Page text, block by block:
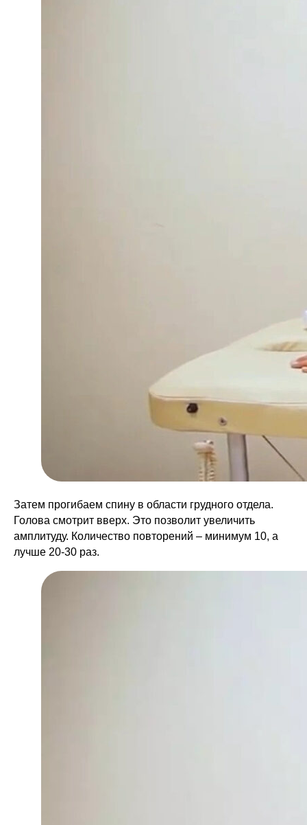
Затем прогибаем спину в области грудного отдела.
Голова смотрит вверх. Это позволит увеличить
амплитуду. Количество повторений – минимум 10, а
лучше 20-30 раз.